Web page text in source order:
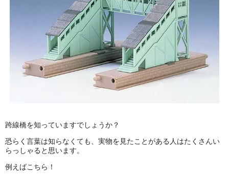
タカラトミー（プラレール）
ポポンデッタ
MODEMO(モデモ)
トラムウェイ
天賞堂
跨線橋を知っていますでしょうか？
恐らく言葉は知らなくても、実物を見たことがある人はたくさんい
らっしゃると思います。
例えばこちら！